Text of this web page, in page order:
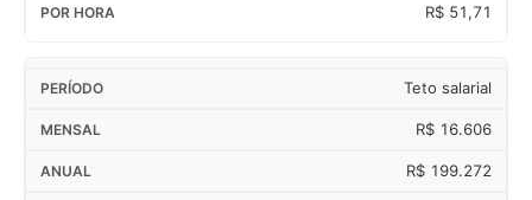
R$ 51,71
Teto salarial
R$ 16.606
R$ 199.272